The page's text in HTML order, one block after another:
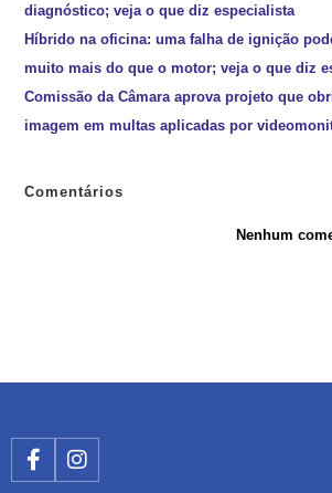
diagnóstico; veja o que diz especialista
Híbrido na oficina: uma falha de ignição
muito mais do que o motor; veja o que diz
Comissão da Câmara aprova projeto que
imagem em multas aplicadas por
Comentários
Nenhum